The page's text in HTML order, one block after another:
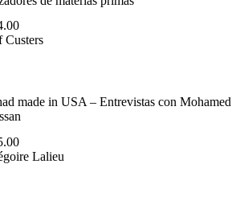
Custers
made in USA – Entrevistas con Mohamed
Lalieu